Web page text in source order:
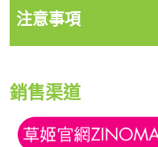
注意事項
銷售渠道